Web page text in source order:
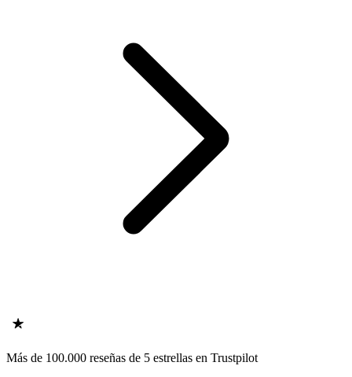
Más de 100.000 reseñas de 5 estrellas en Trustpilot